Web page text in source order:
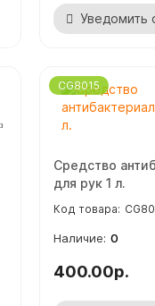
Уведомить
CG8015
Средство
для рук 1 л.
0
400.00р.